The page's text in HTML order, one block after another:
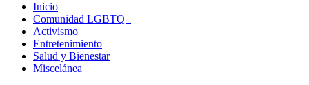
Inicio
Comunidad LGBTQ+
Activismo
Entretenimiento
Salud y Bienestar
Miscelánea